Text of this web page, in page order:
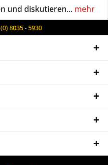
und diskutieren... mehr
8035 - 5930